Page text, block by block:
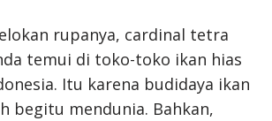
rupanya, cardinal tetra
temui di toko-toko ikan hias
Itu karena budidaya ikan
begitu mendunia. Bahkan,